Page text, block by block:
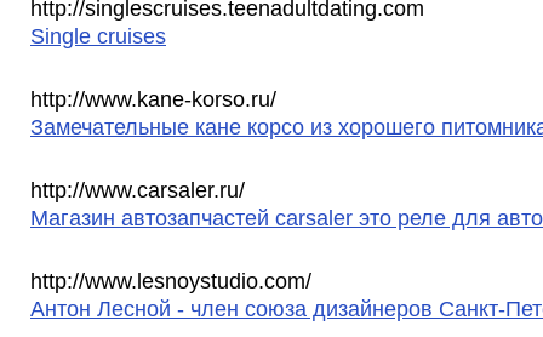
http://singlescruises.teenadultdating.com
Single cruises
http://www.kane-korso.ru/
Замечательные кане корсо из хорошего
http://www.carsaler.ru/
Магазин автозапчастей carsaler это реле для
http://www.lesnoystudio.com/
Антон Лесной - член союза дизайнеров Санкт-